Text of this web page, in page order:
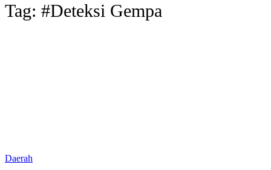
Tag: #Deteksi Gempa
Daerah